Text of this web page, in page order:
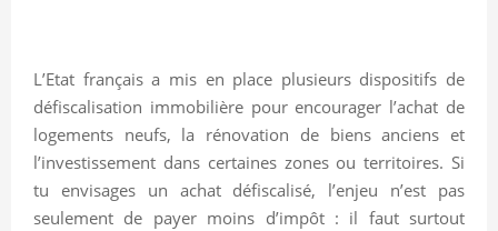
L’Etat français a mis en place plusieurs dispositifs de
défiscalisation immobilière pour encourager l’achat de
logements neufs, la rénovation de biens anciens et
l’investissement dans certaines zones ou territoires. Si
tu envisages un achat défiscalisé, l’enjeu n’est pas
seulement de payer moins d’impôt : il faut surtout